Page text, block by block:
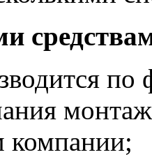
по
компании;